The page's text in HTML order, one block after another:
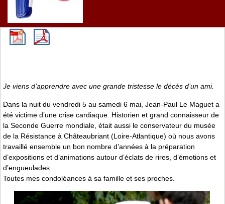
Je viens d’apprendre avec une grande tristesse le décès d’un ami.
Dans la nuit du vendredi 5 au samedi 6 mai, Jean-Paul Le Maguet a
été victime d’une crise cardiaque. Historien et grand connaisseur de
la Seconde Guerre mondiale, était aussi le conservateur du musée
de la Résistance à Châteaubriant (Loire-Atlantique) où nous avons
travaillé ensemble un bon nombre d’années à la préparation
d’expositions et d’animations autour d’éclats de rires, d’émotions et
d’engueulades.
Toutes mes condoléances à sa famille et ses proches.